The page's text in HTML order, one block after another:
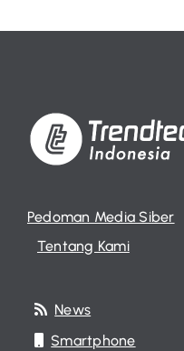
Pedoman Media Siber
Tentang Kami
News
Smartphone